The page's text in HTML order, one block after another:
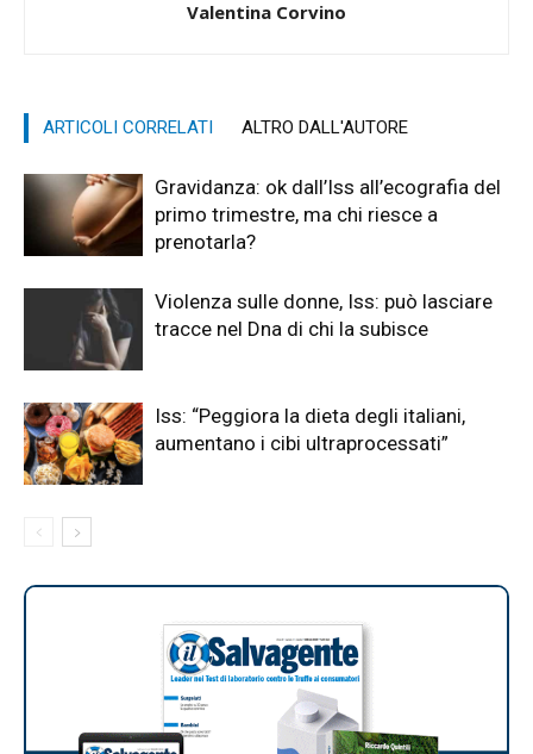
Valentina Corvino
ARTICOLI CORRELATI ALTRO DALL'AUTORE
Gravidanza: ok dall’Iss all’ecografia del
primo trimestre, ma chi riesce a
prenotarla?
Violenza sulle donne, Iss: può lasciare
tracce nel Dna di chi la subisce
Iss: “Peggiora la dieta degli italiani,
aumentano i cibi ultraprocessati”